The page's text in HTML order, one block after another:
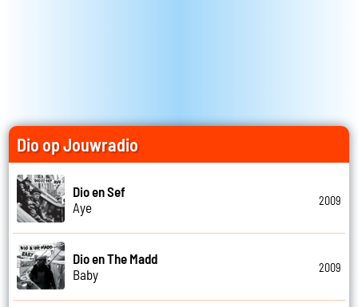
Dio op Jouwradio
Dio en Sef
Aye
2009
Dio en The Madd
Baby
2009